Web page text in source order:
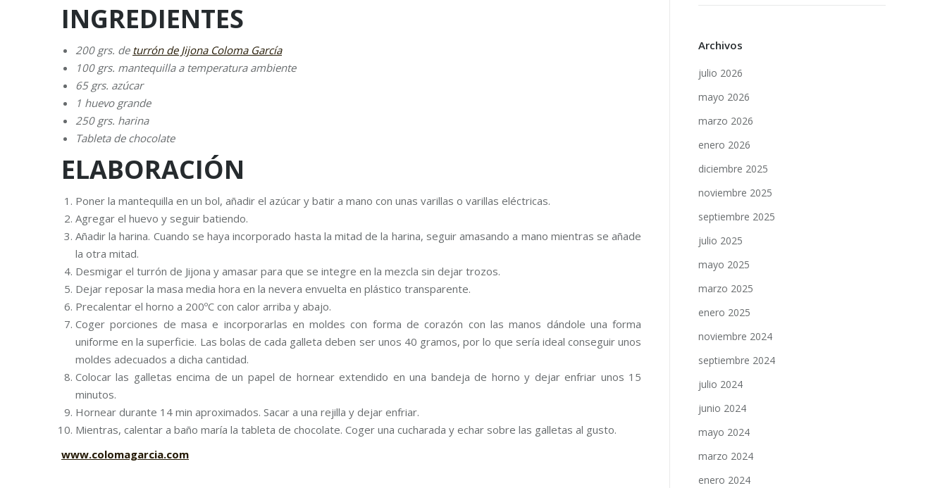
INGREDIENTES
200 grs. de turrón de Jijona Coloma García
100 grs. mantequilla a temperatura ambiente
65 grs. azúcar
1 huevo grande
250 grs. harina
Tableta de chocolate
ELABORACIÓN
Poner la mantequilla en un bol, añadir el azúcar y batir a mano con unas varillas o varillas eléctricas.
Agregar el huevo y seguir batiendo.
Añadir la harina. Cuando se haya incorporado hasta la mitad de la harina, seguir amasando a mano mientras se añade
la otra mitad.
Desmigar el turrón de Jijona y amasar para que se integre en la mezcla sin dejar trozos.
Dejar reposar la masa media hora en la nevera envuelta en plástico transparente.
Precalentar el horno a 200ºC con calor arriba y abajo.
Coger porciones de masa e incorporarlas en moldes con forma de corazón con las manos dándole una forma
uniforme en la superficie. Las bolas de cada galleta deben ser unos 40 gramos, por lo que sería ideal conseguir unos
moldes adecuados a dicha cantidad.
Colocar las galletas encima de un papel de hornear extendido en una bandeja de horno y dejar enfriar unos 15
minutos.
Hornear durante 14 min aproximados. Sacar a una rejilla y dejar enfriar.
Mientras, calentar a baño maría la tableta de chocolate. Coger una cucharada y echar sobre las galletas al gusto.
www.colomagarcia.com
Archivos
julio 2026
mayo 2026
marzo 2026
enero 2026
diciembre 2025
noviembre 2025
septiembre 2025
julio 2025
mayo 2025
marzo 2025
enero 2025
noviembre 2024
septiembre 2024
julio 2024
junio 2024
mayo 2024
marzo 2024
enero 2024